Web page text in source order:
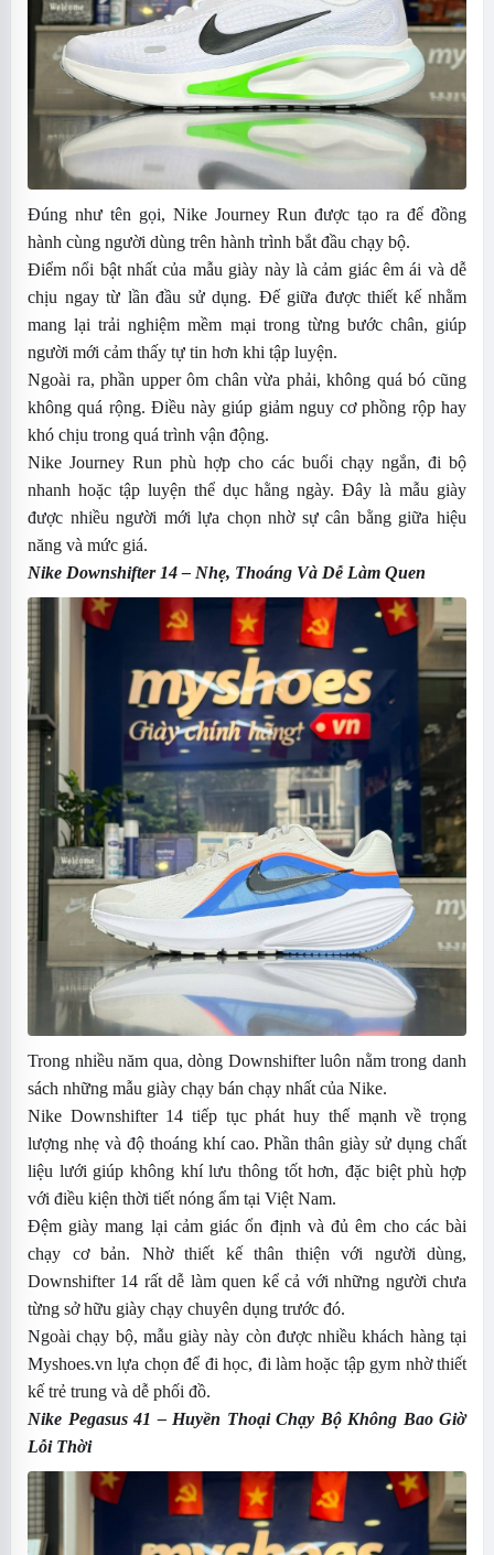
Đúng như tên gọi, Nike Journey Run được tạo ra để đồng
hành cùng người dùng trên hành trình bắt đầu chạy bộ.
Điểm nổi bật nhất của mẫu giày này là cảm giác êm ái và dễ
chịu ngay từ lần đầu sử dụng. Đế giữa được thiết kế nhằm
mang lại trải nghiệm mềm mại trong từng bước chân, giúp
người mới cảm thấy tự tin hơn khi tập luyện.
Ngoài ra, phần upper ôm chân vừa phải, không quá bó cũng
không quá rộng. Điều này giúp giảm nguy cơ phồng rộp hay
khó chịu trong quá trình vận động.
Nike Journey Run phù hợp cho các buổi chạy ngắn, đi bộ
nhanh hoặc tập luyện thể dục hằng ngày. Đây là mẫu giày
được nhiều người mới lựa chọn nhờ sự cân bằng giữa hiệu
năng và mức giá.
Nike Downshifter 14– Nhẹ, Thoáng Và Dễ Làm Quen
Trong nhiều năm qua, dòng Downshifter luôn nằm trong danh
sách những mẫu giày chạy bán chạy nhất của Nike.
Nike Downshifter 14 tiếp tục phát huy thế mạnh về trọng
lượng nhẹ và độ thoáng khí cao. Phần thân giày sử dụng chất
liệu lưới giúp không khí lưu thông tốt hơn, đặc biệt phù hợp
với điều kiện thời tiết nóng ẩm tại Việt Nam.
Đệm giày mang lại cảm giác ổn định và đủ êm cho các bài
chạy cơ bản. Nhờ thiết kế thân thiện với người dùng,
Downshifter 14 rất dễ làm quen kể cả với những người chưa
từng sở hữu giày chạy chuyên dụng trước đó.
Ngoài chạy bộ, mẫu giày này còn được nhiều khách hàng tại
Myshoes.vn lựa chọn để đi học, đi làm hoặc tập gym nhờ thiết
kế trẻ trung và dễ phối đồ.
Nike Pegasus 41 – Huyền Thoại Chạy Bộ Không Bao Giờ
Lỗi Thời